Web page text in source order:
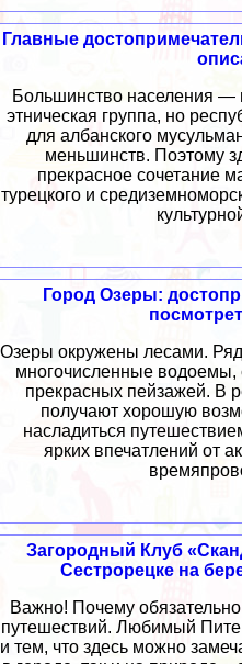
Главные
Большинство населения —
этническая группа, но
для албанского
меньшинств. Поэтому
прекрасное сочетание
турецкого и
Город Озеры:
Озеры окружены лесами.
многочисленные
прекрасных пейзажей. В
получают хорошую
насладиться
ярких впечатлений от
Загородный Клуб
Сестрорецке на
Важно! Почему обязательно
путешествий. Любимый
и тем, что здесь можно